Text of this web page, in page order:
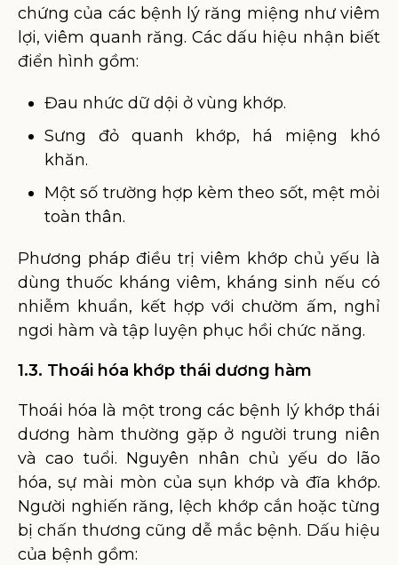
chứng của các bệnh lý răng miệng như viêm
lợi, viêm quanh răng. Các dấu hiệu nhận biết
điển hình gồm:
Đau nhức dữ dội ở vùng khớp.
Sưng đỏ quanh khớp, há miệng khó
khăn.
Một số trường hợp kèm theo sốt, mệt mỏi
toàn thân.
Phương pháp điều trị viêm khớp chủ yếu là
dùng thuốc kháng viêm, kháng sinh nếu có
nhiễm khuẩn, kết hợp với chườm ấm, nghỉ
ngơi hàm và tập luyện phục hồi chức năng.
1.3. Thoái hóa khớp thái dương hàm
Thoái hóa là một trong các bệnh lý khớp thái
dương hàm thường gặp ở người trung niên
và cao tuổi. Nguyên nhân chủ yếu do lão
hóa, sự mài mòn của sụn khớp và đĩa khớp.
Người nghiến răng, lệch khớp cắn hoặc từng
bị chấn thương cũng dễ mắc bệnh. Dấu hiệu
của bệnh gồm: